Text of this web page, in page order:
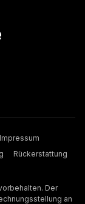
Impressum
Rückerstattung
Der
an